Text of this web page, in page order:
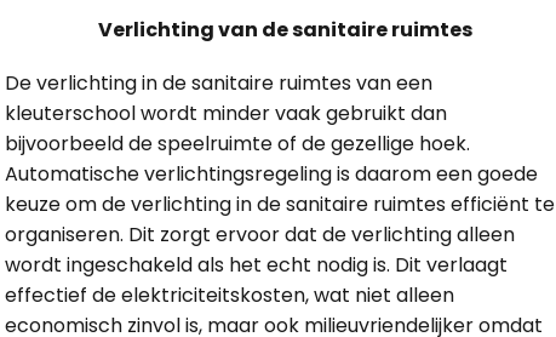
Verlichting van de sanitaire ruimtes
De verlichting in de sanitaire ruimtes van een
kleuterschool wordt minder vaak gebruikt dan
bijvoorbeeld de speelruimte of de gezellige hoek.
Automatische verlichtingsregeling is daarom een goede
keuze om de verlichting in de sanitaire ruimtes efficiënt te
organiseren. Dit zorgt ervoor dat de verlichting alleen
wordt ingeschakeld als het echt nodig is. Dit verlaagt
effectief de elektriciteitskosten, wat niet alleen
economisch zinvol is, maar ook milieuvriendelijker omdat